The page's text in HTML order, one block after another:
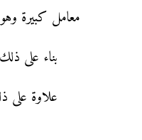
معامل كبيرة وهو 5.
بناء على
علاوة على